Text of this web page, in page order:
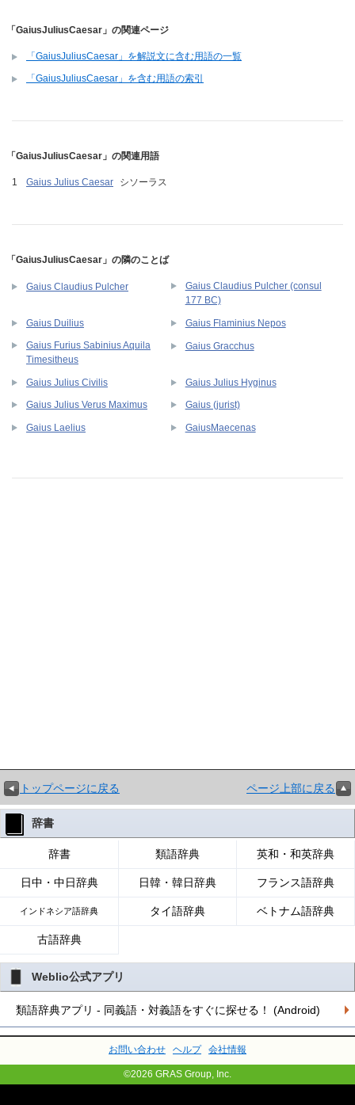
「GaiusJuliusCaesar」の関連ページ
「GaiusJuliusCaesar」を解説文に含む用語の一覧
「GaiusJuliusCaesar」を含む用語の索引
「GaiusJuliusCaesar」の関連用語
Gaius Julius Caesar シソーラス
「GaiusJuliusCaesar」の隣のことば
Gaius Claudius Pulcher
Gaius Claudius Pulcher (consul
177 BC)
Gaius Duilius
Gaius Flaminius Nepos
Gaius Furius Sabinius Aquila
Timesitheus
Gaius Gracchus
Gaius Julius Civilis Gaius Julius Hyginus
Gaius Julius Verus Maximus Gaius (jurist)
Gaius Laelius GaiusMaecenas
トップページに戻る ページ上部に戻る
辞書
辞書 類語辞典 英和・和英辞典
日中・中日辞典 日韓・韓日辞典 フランス語辞典
インドネシア語辞典 タイ語辞典 ベトナム語辞典
古語辞典
Weblio公式アプリ
類語辞典アプリ - 同義語・対義語をすぐに探せる！ (Android)
お問い合わせ ヘルプ 会社情報
©2026 GRAS Group, Inc.